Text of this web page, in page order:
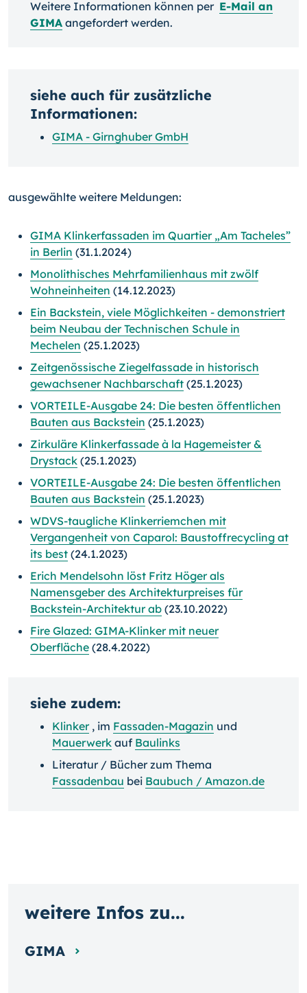
Weitere Informationen können per E-Mail an
GIMA angefordert werden.
siehe auch für zusätzliche
Informationen:
GIMA - Girnghuber GmbH
ausgewählte weitere Meldungen:
GIMA Klinkerfassaden im Quartier „Am Tacheles”
in Berlin (31.1.2024)
Monolithisches Mehrfamilienhaus mit zwölf
Wohneinheiten (14.12.2023)
Ein Backstein, viele Möglichkeiten - demonstriert
beim Neubau der Technischen Schule in
Mechelen (25.1.2023)
Zeitgenössische Ziegelfassade in historisch
gewachsener Nachbarschaft (25.1.2023)
VORTEILE-Ausgabe 24: Die besten öffentlichen
Bauten aus Backstein (25.1.2023)
Zirkuläre Klinkerfassade à la Hagemeister &
Drystack (25.1.2023)
VORTEILE-Ausgabe 24: Die besten öffentlichen
Bauten aus Backstein (25.1.2023)
WDVS-taugliche Klinkerriemchen mit
Vergangenheit von Caparol: Baustoffrecycling at
its best (24.1.2023)
Erich Mendelsohn löst Fritz Höger als
Namensgeber des Architekturpreises für
Backstein-Architektur ab (23.10.2022)
Fire Glazed: GIMA-Klinker mit neuer
Oberfläche (28.4.2022)
siehe zudem:
Klinker, im Fassaden-Magazin und
Mauerwerk auf Baulinks
Literatur / Bücher zum Thema
Fassadenbau bei Baubuch / Amazon.de
weitere Infos zu...
GIMA